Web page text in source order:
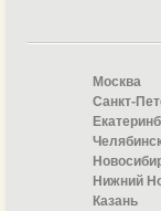
Москва
Санкт-
Нижний
Казань